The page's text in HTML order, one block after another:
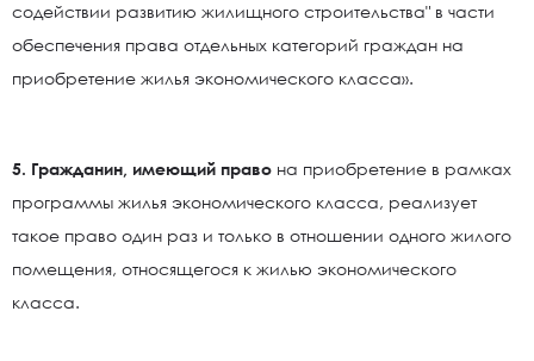
содействии развитию жилищного строительства" в части
обеспечения права отдельных категорий граждан на
приобретение жилья экономического класса».
5. Гражданин, имеющий право на приобретение в рамках
программы жилья экономического класса, реализует
такое право один раз и только в отношении одного жилого
помещения, относящегося к жилью экономического
класса.